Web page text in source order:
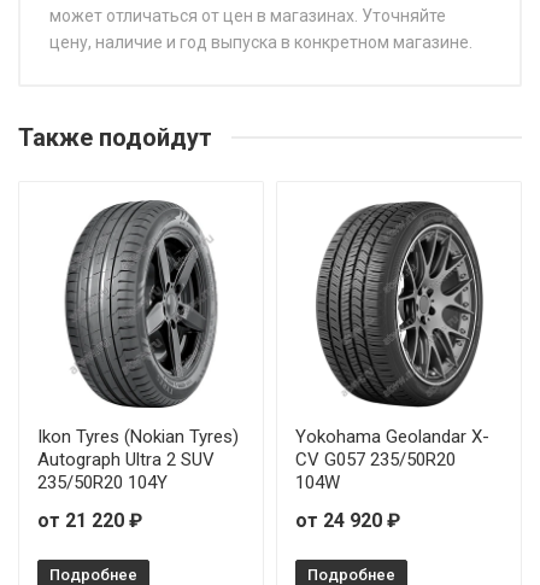
может отличаться от цен в магазинах. Уточняйте
цену, наличие и год выпуска в конкретном магазине.
Continental UltraContact NXT 235/45R20 100V
Continental UltraContact NXT 255/45R20 105T
Continental UltraContact NXT 255/50R19 107T
Также подойдут
Ikon Tyres (Nokian Tyres)
Autograph Ultra 2 SUV
235/50R20 104Y
от 21 220 ₽
Подробнее
Yokohama Geolandar X-
CV G057 235/50R20
104W
от 24 920 ₽
Подробнее